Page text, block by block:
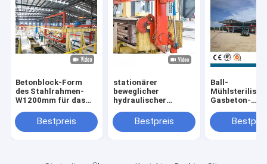
Betonblock-Form
des Stahlrahmen-
W1200mm für das
Bestpreis
stationärer
beweglicher
hydraulischer
Tabelle kippt
Bestpreis
Ball-
Gasbeton-